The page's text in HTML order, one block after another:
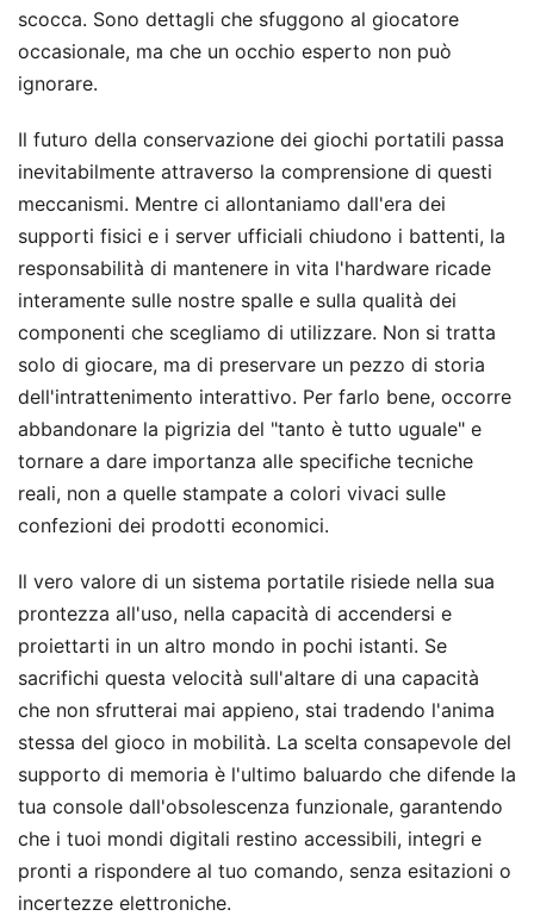
scocca. Sono dettagli che sfuggono al giocatore
occasionale, ma che un occhio esperto non può
ignorare.
Il futuro della conservazione dei giochi portatili passa
inevitabilmente attraverso la comprensione di questi
meccanismi. Mentre ci allontaniamo dall'era dei
supporti fisici e i server ufficiali chiudono i battenti, la
responsabilità di mantenere in vita l'hardware ricade
interamente sulle nostre spalle e sulla qualità dei
componenti che scegliamo di utilizzare. Non si tratta
solo di giocare, ma di preservare un pezzo di storia
dell'intrattenimento interattivo. Per farlo bene, occorre
abbandonare la pigrizia del "tanto è tutto uguale" e
tornare a dare importanza alle specifiche tecniche
reali, non a quelle stampate a colori vivaci sulle
confezioni dei prodotti economici.
Il vero valore di un sistema portatile risiede nella sua
prontezza all'uso, nella capacità di accendersi e
proiettarti in un altro mondo in pochi istanti. Se
sacrifichi questa velocità sull'altare di una capacità
che non sfrutterai mai appieno, stai tradendo l'anima
stessa del gioco in mobilità. La scelta consapevole del
supporto di memoria è l'ultimo baluardo che difende la
tua console dall'obsolescenza funzionale, garantendo
che i tuoi mondi digitali restino accessibili, integri e
pronti a rispondere al tuo comando, senza esitazioni o
incertezze elettroniche.